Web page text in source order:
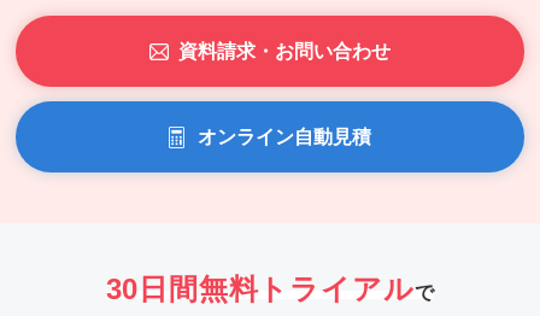
資料請求・お問い合わせ
オンライン自動見積
30日間無料トライアルで